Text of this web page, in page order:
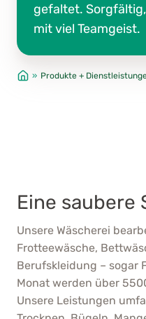
gefaltet.
mit viel Teamgeist.
» Produkte +
Eine saubere
Unsere Wäscherei
Frotteewäsche,
Berufskleidung – sogar
Monat werden über
Unsere Leistungen